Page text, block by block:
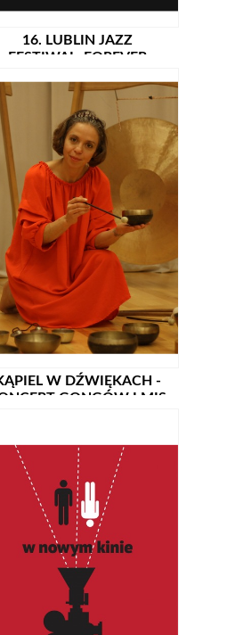
16. LUBLIN JAZZ
FESTIWAL: FOREVER
PREMIERA!
W DŹWIĘKACH -
GONGÓW I MIS